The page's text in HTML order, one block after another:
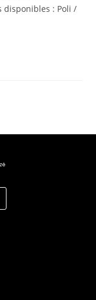
disponibles : Poli /